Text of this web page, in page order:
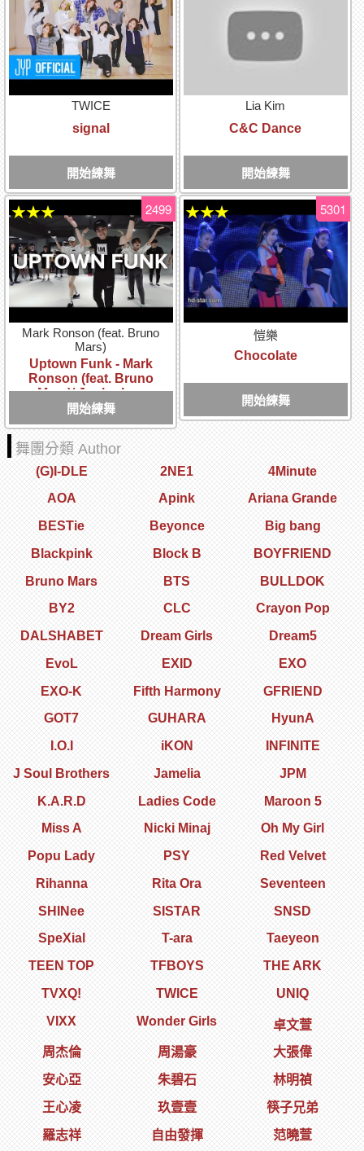
TWICE
signal
開始練舞
Lia Kim
C&C Dance
開始練舞
Mark Ronson (feat. Bruno
Mars)
Uptown Funk - Mark
Ronson (feat. Bruno
Mars)/ Junho Lee
Choreography
開始練舞
2499
★★★
愷樂
Chocolate
開始練舞
5301
★★★
舞團分類 Author
(G)I-DLE 2NE1
4Minute
AOA
Apink
Ariana Grande
BESTie
Beyonce
Big bang
Blackpink
Block B
BOYFRIEND
Bruno Mars
BTS
BULLDOK
BY2
CLC
Crayon Pop
DALSHABET
Dream Girls
Dream5
EvoL
EXID
EXO
EXO-K
Fifth Harmony
GFRIEND
GOT7
GUHARA
HyunA
I.O.I
iKON
INFINITE
J Soul Brothers
Jamelia
JPM
K.A.R.D
Ladies Code
Maroon 5
Miss A
Nicki Minaj
Oh My Girl
Popu Lady
PSY
Red Velvet
Rihanna
Rita Ora
Seventeen
SHINee
SISTAR
SNSD
SpeXial
T-ara
Taeyeon
TEEN TOP
TFBOYS
THE ARK
TVXQ!
TWICE
UNIQ
VIXX
Wonder Girls
卓文萱
周杰倫
周湯豪
大張偉
安心亞
朱碧石
林明禎
王心凌
玖壹壹
筷子兄弟
羅志祥
自由發揮
范曉萱